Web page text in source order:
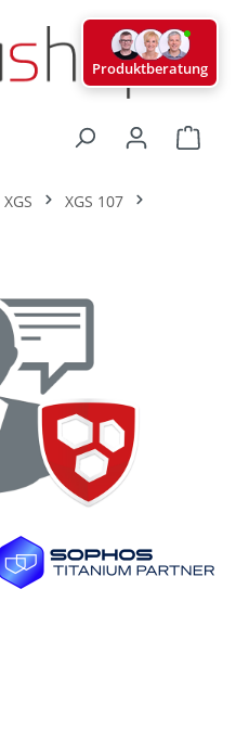
XGS 107
Produktberatung